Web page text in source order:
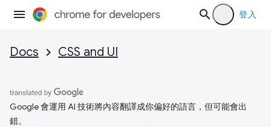
登入
Docs CSS and UI
Google 會運用 AI 技術將內容翻譯成你偏好的語言，但可能會出
錯。